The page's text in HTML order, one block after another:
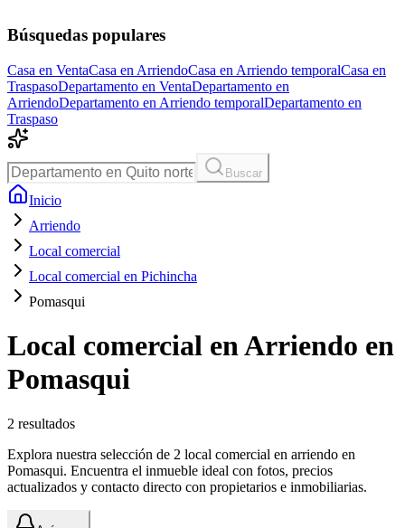
Búsquedas populares
Casa en VentaCasa en ArriendoCasa en Arriendo temporalCasa en
TraspasoDepartamento en VentaDepartamento en
ArriendoDepartamento en Arriendo temporalDepartamento en
Traspaso
Buscar
Inicio
Arriendo
Local comercial
Local comercial en Pichincha
Pomasqui
Local comercial en Arriendo en
Pomasqui
2 resultados
Explora nuestra selección de 2 local comercial en arriendo en
Pomasqui. Encuentra el inmueble ideal con fotos, precios
actualizados y contacto directo con propietarios e inmobiliarias.